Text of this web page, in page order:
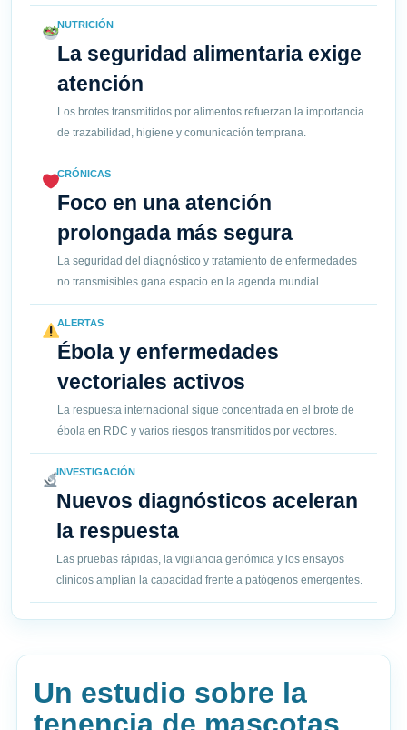
NUTRICIÓN
La seguridad alimentaria exige
atención
Los brotes transmitidos por alimentos refuerzan la importancia
de trazabilidad, higiene y comunicación temprana.
CRÓNICAS
Foco en una atención
prolongada más segura
La seguridad del diagnóstico y tratamiento de enfermedades
no transmisibles gana espacio en la agenda mundial.
ALERTAS
Ébola y enfermedades
vectoriales activos
La respuesta internacional sigue concentrada en el brote de
ébola en RDC y varios riesgos transmitidos por vectores.
INVESTIGACIÓN
Nuevos diagnósticos aceleran
la respuesta
Las pruebas rápidas, la vigilancia genómica y los ensayos
clínicos amplían la capacidad frente a patógenos emergentes.
Un estudio sobre la